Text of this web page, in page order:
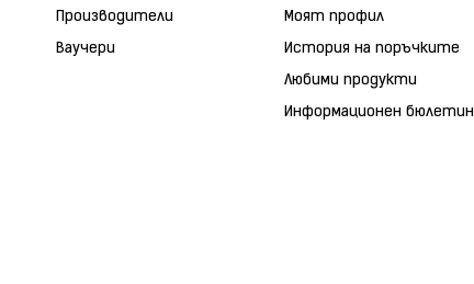
Производители
Ваучери
Моят профил
История на поръчките
Любими продукти
Информационен бюлетин